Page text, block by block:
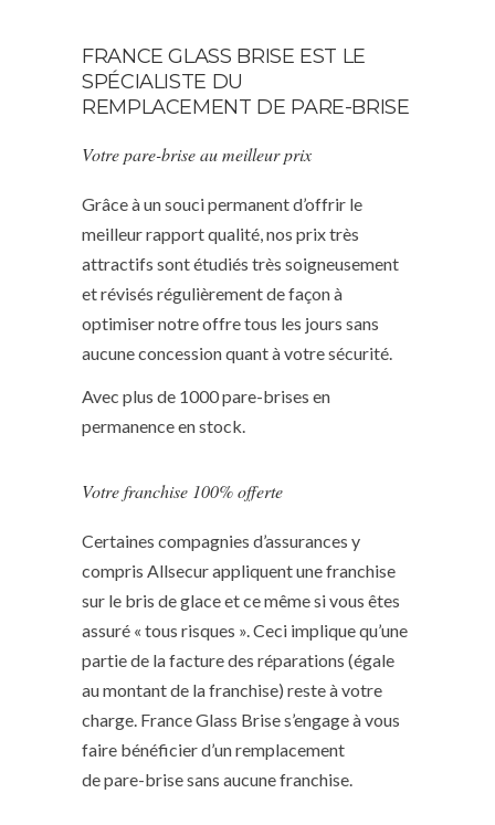
FRANCE GLASS BRISE EST LE
SPÉCIALISTE DU
REMPLACEMENT DE PARE-BRISE
Votre pare-brise au meilleur prix
Grâce à un souci permanent d’offrir le
meilleur rapport qualité, nos prix très
attractifs sont étudiés très soigneusement
et révisés régulièrement de façon à
optimiser notre offre tous les jours sans
aucune concession quant à votre sécurité.
Avec plus de 1000 pare-brises en
permanence en stock.
Votre franchise 100% offerte
Certaines compagnies d’assurances y
compris Allsecur appliquent une franchise
sur le bris de glace et ce même si vous êtes
assuré « tous risques ». Ceci implique qu’une
partie de la facture des réparations (égale
au montant de la franchise) reste à votre
charge. France Glass Brise s’engage à vous
faire bénéficier d’un remplacement
de pare-brise sans aucune franchise.